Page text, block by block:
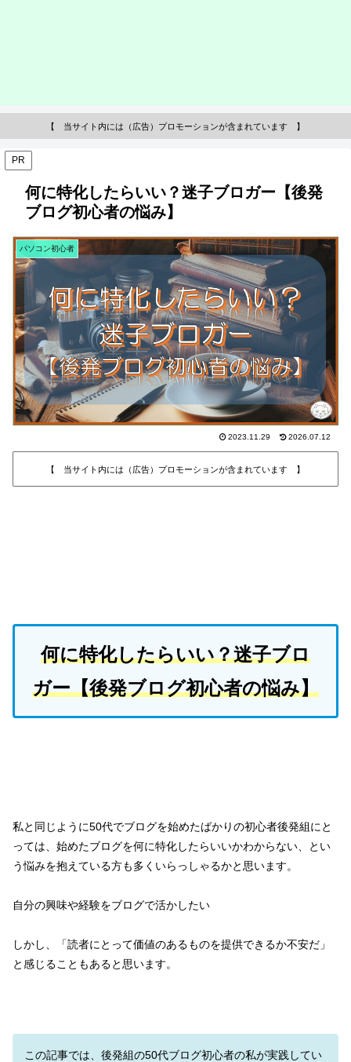
【 当サイト内には（広告）プロモーションが含まれています 】
PR
何に特化したらいい？迷子ブロガー【後発
ブログ初心者の悩み】
パソコン初心者
2023.11.29 2026.07.12
【 当サイト内には（広告）プロモーションが含まれています 】
何に特化したらいい？迷子ブロ
ガー【後発ブログ初心者の悩み】
私と同じように50代でブログを始めたばかりの初心者後発組にと
っては、始めたブログを何に特化したらいいかわからない、とい
う悩みを抱えている方も多くいらっしゃるかと思います。
自分の興味や経験をブログで活かしたい
しかし、「読者にとって価値のあるものを提供できるか不安だ」
と感じることもあると思います。
この記事では、後発組の50代ブログ初心者の私が実践してい